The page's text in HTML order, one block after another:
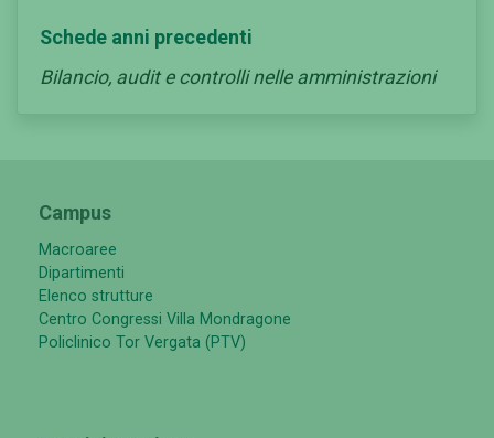
Schede anni precedenti
Bilancio, audit e controlli nelle amministrazioni
Campus
Macroaree
Dipartimenti
Elenco strutture
Centro Congressi Villa Mondragone
Policlinico Tor Vergata (PTV)